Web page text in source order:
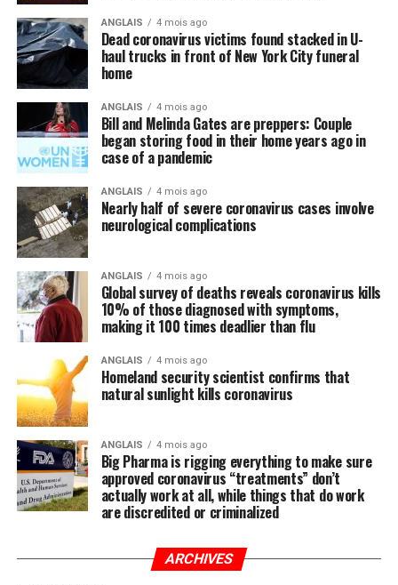
ANGLAIS 4 mois ago
Dead coronavirus victims found stacked in U-
haul trucks in front of New York City funeral
home
ANGLAIS 4 mois ago
Bill and Melinda Gates are preppers: Couple
began storing food in their home years ago in
case of a pandemic
ANGLAIS 4 mois ago
Nearly half of severe coronavirus cases involve
neurological complications
ANGLAIS 4 mois ago
Global survey of deaths reveals coronavirus kills
10% of those diagnosed with symptoms,
making it 100 times deadlier than flu
ANGLAIS 4 mois ago
Homeland security scientist confirms that
natural sunlight kills coronavirus
ANGLAIS 4 mois ago
Big Pharma is rigging everything to make sure
approved coronavirus “treatments” don’t
actually work at all, while things that do work
are discredited or criminalized
ARCHIVES